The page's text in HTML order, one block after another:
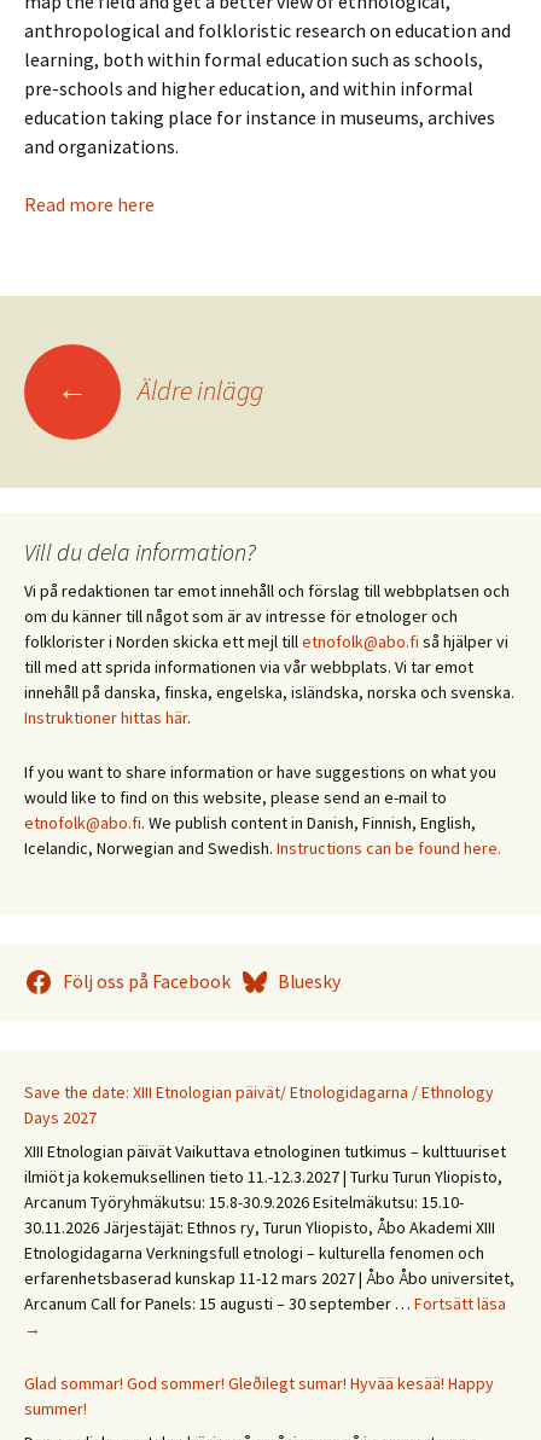
anthropological and folkloristic research on education and
learning, both within formal education such as schools,
pre-schools and higher education, and within informal
education taking place for instance in museums, archives
and organizations.
Read more here
Inläggsnavigering
← Äldre inlägg
Vill du dela information?
Vi på redaktionen tar emot innehåll och förslag till webbplatsen och
om du känner till något som är av intresse för etnologer och
folklorister i Norden skicka ett mejl tilletnofolk@abo.fi så hjälper vi
till med att sprida informationen via vår webbplats. Vi tar emot
innehåll på danska, finska, engelska, isländska, norska och svenska.
Instruktioner hittas här.
If you want to share information or have suggestions on what you
would like to find on this website, please send an e-mail to
etnofolk@abo.fi. We publish content in Danish, Finnish, English,
Icelandic, Norwegian and Swedish. Instructions can be found here.
Följ oss på Facebook Bluesky
Save the date: XIII Etnologian päivät/ Etnologidagarna / Ethnology
Days 2027
XIII Etnologian päivät Vaikuttava etnologinen tutkimus – kulttuuriset
ilmiöt ja kokemuksellinen tieto 11.-12.3.2027 | Turku Turun Yliopisto,
Arcanum Työryhmäkutsu: 15.8-30.9.2026 Esitelmäkutsu: 15.10-
30.11.2026 Järjestäjät: Ethnos ry, Turun Yliopisto, Åbo Akademi XIII
Etnologidagarna Verkningsfull etnologi – kulturella fenomen och
erfarenhetsbaserad kunskap 11-12 mars 2027 | Åbo Åbo universitet,
Arcanum Call for Panels: 15 augusti – 30 september … Fortsätt läsa
→
Glad sommar! God sommer! Gleðilegt sumar! Hyvää kesää! Happy
summer!